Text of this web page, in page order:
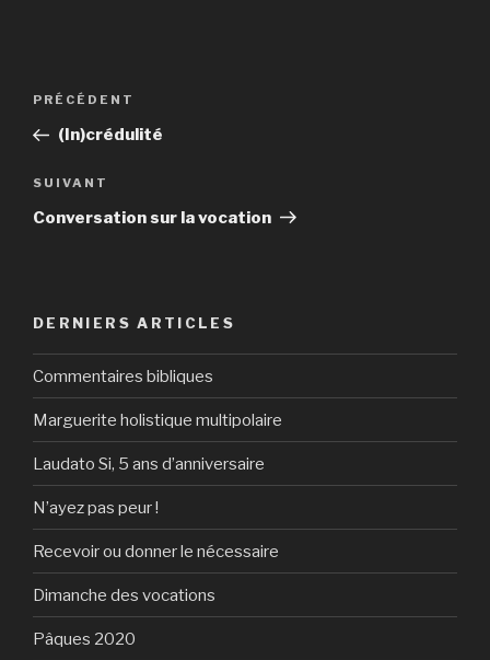
Navigation
l’article
Article
précédent
PRÉCÉDENT
(In)crédulité
Article
suivant
SUIVANT
Conversation sur la vocation
DERNIERS ARTICLES
Commentaires bibliques
Marguerite holistique multipolaire
Laudato Si, 5 ans d’anniversaire
N’ayez pas peur !
Recevoir ou donner le nécessaire
Dimanche des vocations
Pâques 2020